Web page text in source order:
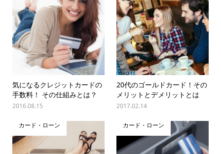
気になるクレジットカードの
手数料！ その仕組みとは？
2016.08.15
20代のゴールドカード！その
メリットとデメリットとは
2017.02.14
カード・ローン カード・ローン